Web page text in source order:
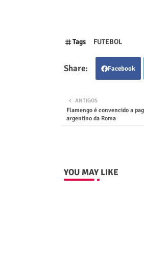
Tags FUTEBOL
Facebook
ANTIGOS
Flamengo é convencido a
argentino da Roma
YOU MAY LIKE